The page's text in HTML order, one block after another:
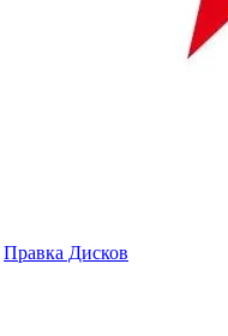
Правка Дисков